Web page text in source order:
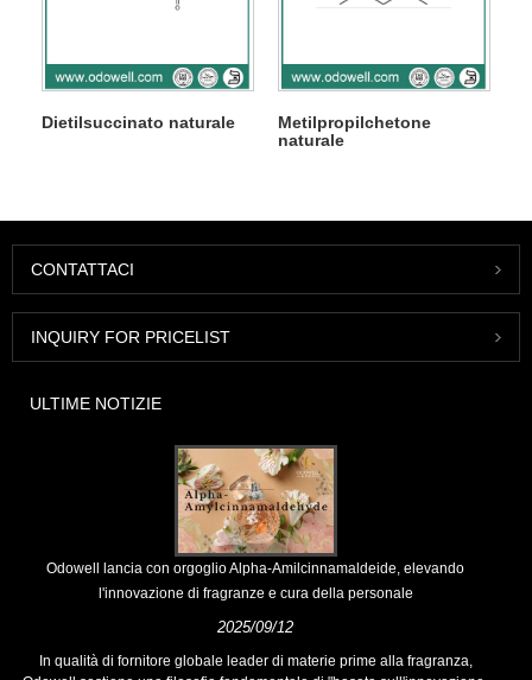
Dietilsuccinato naturale
Metilpropilchetone
naturale
CONTATTACI
INQUIRY FOR PRICELIST
ULTIME NOTIZIE
Odowell lancia con orgoglio Alpha-Amilcinnamaldeide, elevando
l'innovazione di fragranze e cura della personale
2025/09/12
In qualità di fornitore globale leader di materie prime alla fragranza,